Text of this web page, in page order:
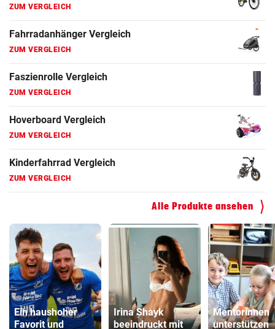
ZUM VERGLEICH
Fahrradanhänger Vergleich
ZUM VERGLEICH
Faszienrolle Vergleich
ZUM VERGLEICH
Hoverboard Vergleich
ZUM VERGLEICH
Kinderfahrrad Vergleich
ZUM VERGLEICH
Alle Produkte ansehen
Ein haushoher
Favorit und
Irina Shayk
beeindruckt mit
Mentorinnen
unterstützen